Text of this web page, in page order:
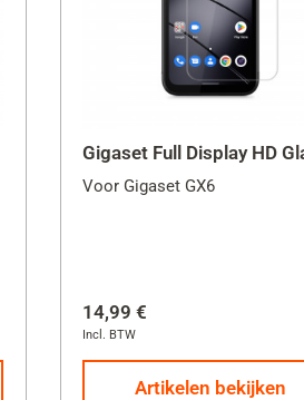
Voor Gigaset GX6
14,99 €
Incl. BTW
Artikelen bekijken